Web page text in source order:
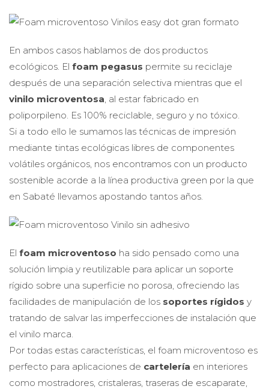
En ambos casos hablamos de dos productos
ecológicos. El foam pegasus permite su reciclaje
después de una separación selectiva mientras que el
vinilo microventosa , al estar fabricado en
poliporpileno. Es 100% reciclable, seguro y no tóxico.
Si a todo ello le sumamos las técnicas de impresión
mediante tintas ecológicas libres de componentes
volátiles orgánicos, nos encontramos con un producto
sostenible acorde a la línea productiva green por la que
en Sabaté llevamos apostando tantos años.
El foam microventoso ha sido pensado como una
solución limpia y reutilizable para aplicar un soporte
rígido sobre una superficie no porosa, ofreciendo las
facilidades de manipulación de los soportes rígidos y
tratando de salvar las imperfecciones de instalación que
el vinilo marca.
Por todas estas características, el foam microventoso es
perfecto para aplicaciones de cartelería en interiores
como mostradores, cristaleras, traseras de escaparate,